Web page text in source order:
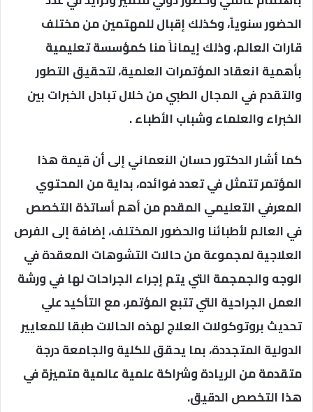
الحضور سنوياً، وكذلك إقبال للمهتمين من مختلف
قارات العالم، وذلك إيماناً منا كمؤسسة تعليمية
بأهمية انعقاد المؤتمرات العلمية، لتحقيق التطور
والتقدم في المجال الطبي من خلال تبادل الخبرات بين
الخبراء والعلماء وشباب الأطباء .
كما أشار الدكتور حسان النعماني إلى أن قيمة هذا
المؤتمر تتمثل في تعدد فوائده، بداية من المحتوي
المعرفي التعليمي المقدم من أهم أساتذة التخصص
في العالم لأطبائنا والحضور المختلف، إضافة إلى الفرص
العلاجية لمجموعة من حالات التشوهات المعقدة في
الوجه والجمجمة التي يتم إجراء الجراحات لها في ورشة
العمل الجراحية التي تتبع المؤتمر، مع التأكيد علي
تحديث بروتوكولات العلاج لهذه الحالات طبقا للمعايير
الدولية المتجددة، بما يحقق للكلية والجامعة درجة
متقدمة من الريادة وشراكة علمية عالمية متميزة في
هذا التخصص الدقيق.